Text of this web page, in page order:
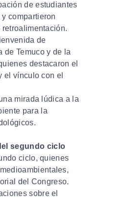
de estudiantes
compartieron
de
de Temuco y de la
destacaron el
el vínculo con el
mirada lúdica a la
para la
segundo ciclo
ciclo, quienes
del Congreso.
sobre el